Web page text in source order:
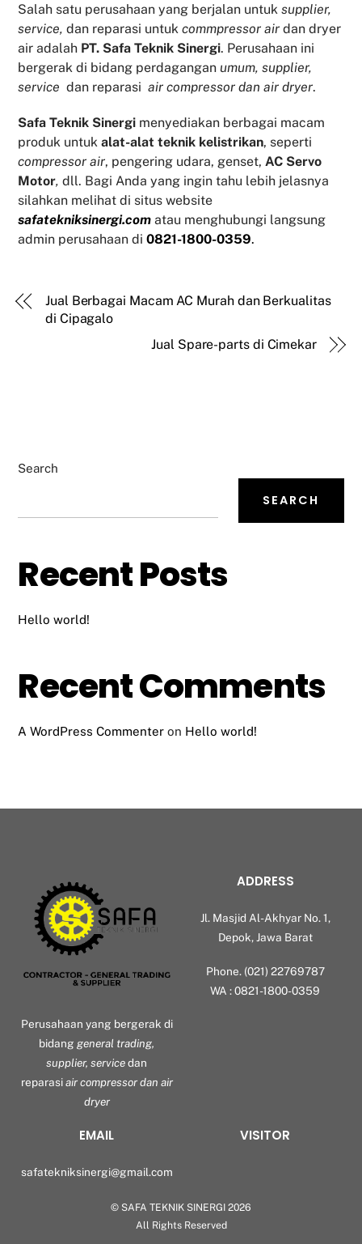
Salah satu perusahaan yang berjalan untuksupplier,
service, dan reparasi untukcommpressor air dan dryer
air adalah PT. Safa Teknik Sinergi. Perusahaan ini
bergerak di bidang perdaganganumum, supplier,
service dan reparasiair compressor dan air dryer.
Safa Teknik Sinergi menyediakan berbagai macam
produk untukalat-alat teknik kelistrikan, seperti
compressor air, pengering udara, genset,AC Servo
Motor, dll. Bagi Anda yang ingin tahu lebih jelasnya
silahkan melihat di situs website
safatekniksinergi.com atau menghubungi langsung
admin perusahaan di0821-1800-0359.
Jual Berbagai Macam AC Murah dan Berkualitas
di Cipagalo
Jual Spare-parts di Cimekar
Search
SEARCH
Recent Posts
Hello world!
Recent Comments
A WordPress Commenter on Hello world!
Perusahaan yang bergerak di
bidang general trading,
supplier, servicedan
reparasiair compressor dan air
dryer
ADDRESS
Jl. Masjid Al-Akhyar No. 1,
Depok, Jawa Barat
Phone. (021) 22769787
WA : 0821-1800-0359
EMAIL
safatekniksinergi@gmail.com
VISITOR
© SAFA TEKNIK SINERGI 2026
All Rights Reserved